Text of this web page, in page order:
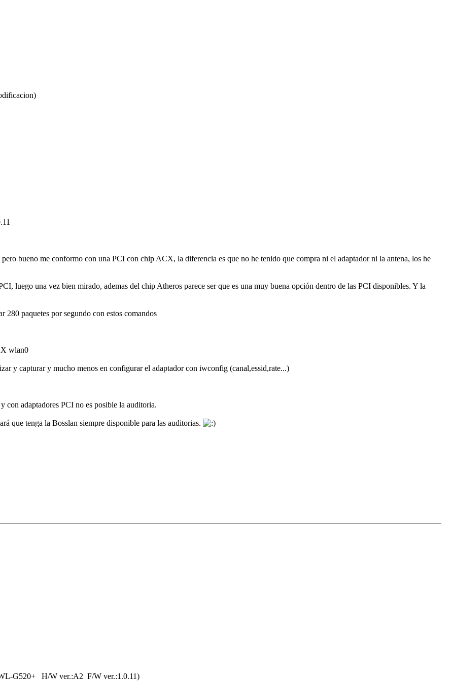
bueno me conformo con una PCI con chip ACX, la diferencia es que no he tenido que compra ni el adaptador ni la antena, los he
luego una vez bien mirado, ademas del chip Atheros parece ser que es una muy buena opción dentro de las PCI disponibles. Y la
280 paquetes por segundo con estos comandos
wlan0
y capturar y mucho menos en configurar el adaptador con iwconfig (canal,essid,rate...)
con adaptadores PCI no es posible la auditoria.
que tenga la Bosslan siempre disponible para las auditorias.
G520+ H/W ver.:A2 F/W ver.:1.0.11)